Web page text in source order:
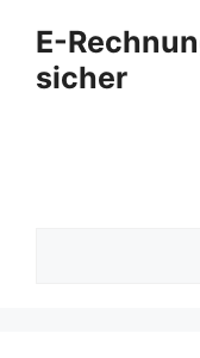
Inhalt
springen
E-
sicher